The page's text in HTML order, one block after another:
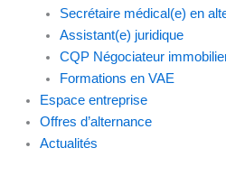
Secrétaire médical(e) en
Assistant(e) juridique
CQP Négociateur
Formations en VAE
Espace entreprise
Offres d’alternance
Actualités